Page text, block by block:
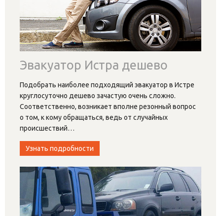
Эвакуатор Истра дешево
Подобрать наиболее подходящий эвакуатор в Истре
круглосуточно дешево зачастую очень сложно.
Соответственно, возникает вполне резонный вопрос
о том, к кому обращаться, ведь от случайных
происшествий…
Узнать подробности